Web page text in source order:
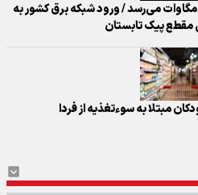
مصرف برق به مرز ۷۵ هزار و ۵۰۰ مگاوات می‌رسد / ورود شبکه برق کشور به
پیک تابستان
مبتلا به سوءتغذیه از فردا